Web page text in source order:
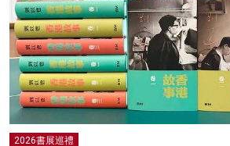
2026書展巡禮